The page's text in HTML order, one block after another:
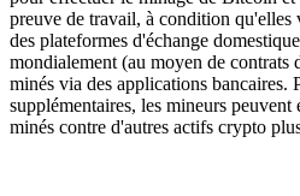
preuve de travail, à condition qu'elles
des plateformes d'échange
mondialement (au moyen de contrats
minés via des applications bancaires.
supplémentaires, les mineurs peuvent
minés contre d'autres actifs crypto